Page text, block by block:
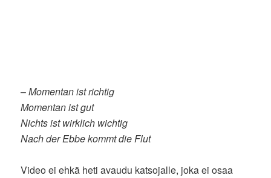
–Momentan ist richtig
Momentan ist gut
Nichts ist wirklich wichtig
Nach der Ebbe kommt die Flut
Video ei ehkä heti avaudu katsojalle, joka ei osaa